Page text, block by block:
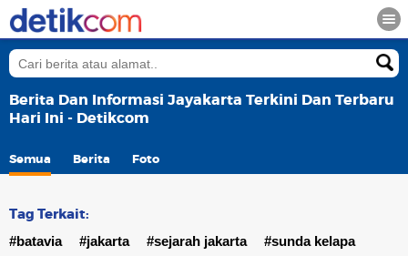
Berita Dan Informasi Jayakarta Terkini Dan Terbaru
Hari Ini - Detikcom
Semua Berita Foto
Tag Terkait:
#batavia #jakarta #sejarah jakarta
#sunda kelapa